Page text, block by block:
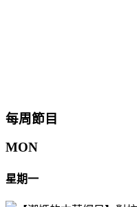
每周節目
MON
星期一